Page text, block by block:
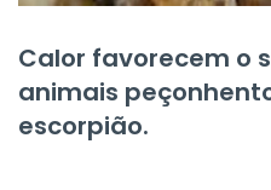
Calor favorecem o
animais
escorpião.